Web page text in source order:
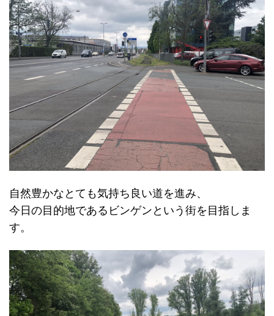
自然豊かなとても気持ち良い道を進み、
今日の目的地であるビンゲンという街を目指しま
す。